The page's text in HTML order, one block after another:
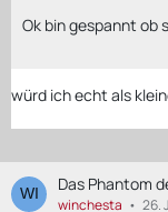
Ok bin gespannt ob
würd ich echt als
Das Phantom
winchesta 26.